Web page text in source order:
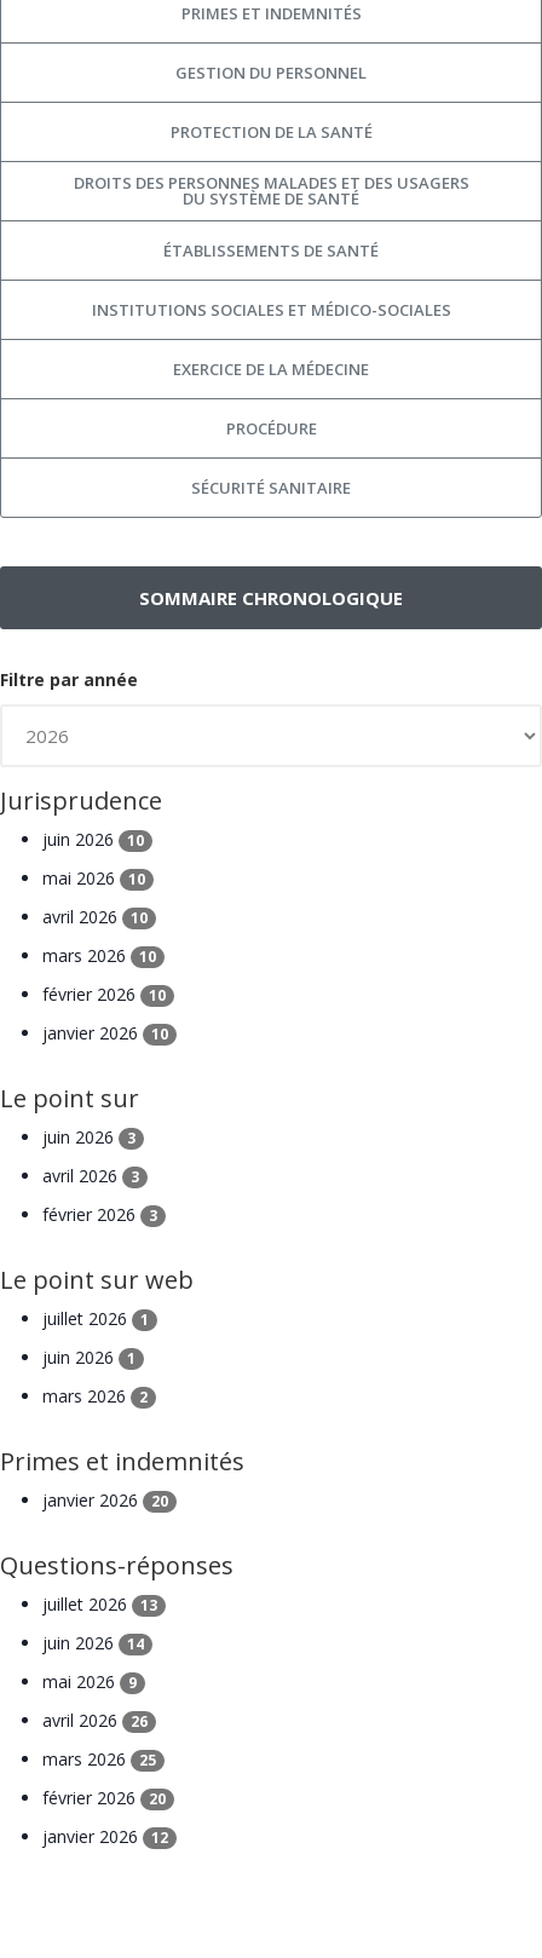
PRIMES ET INDEMNITÉS
GESTION DU PERSONNEL
PROTECTION DE LA SANTÉ
DROITS DES PERSONNES MALADES ET DES USAGERS
DU SYSTÈME DE SANTÉ
ÉTABLISSEMENTS DE SANTÉ
INSTITUTIONS SOCIALES ET MÉDICO-SOCIALES
EXERCICE DE LA MÉDECINE
PROCÉDURE
SÉCURITÉ SANITAIRE
SOMMAIRE CHRONOLOGIQUE
Filtre par année
Jurisprudence
juin 2026 10
mai 2026 10
avril 2026 10
mars 2026 10
février 2026 10
janvier 2026 10
Le point sur
juin 2026 3
avril 2026 3
février 2026 3
Le point sur web
juillet 2026 1
juin 2026 1
mars 2026 2
Primes et indemnités
janvier 2026 20
Questions-réponses
juillet 2026 13
juin 2026 14
mai 2026 9
avril 2026 26
mars 2026 25
février 2026 20
janvier 2026 12